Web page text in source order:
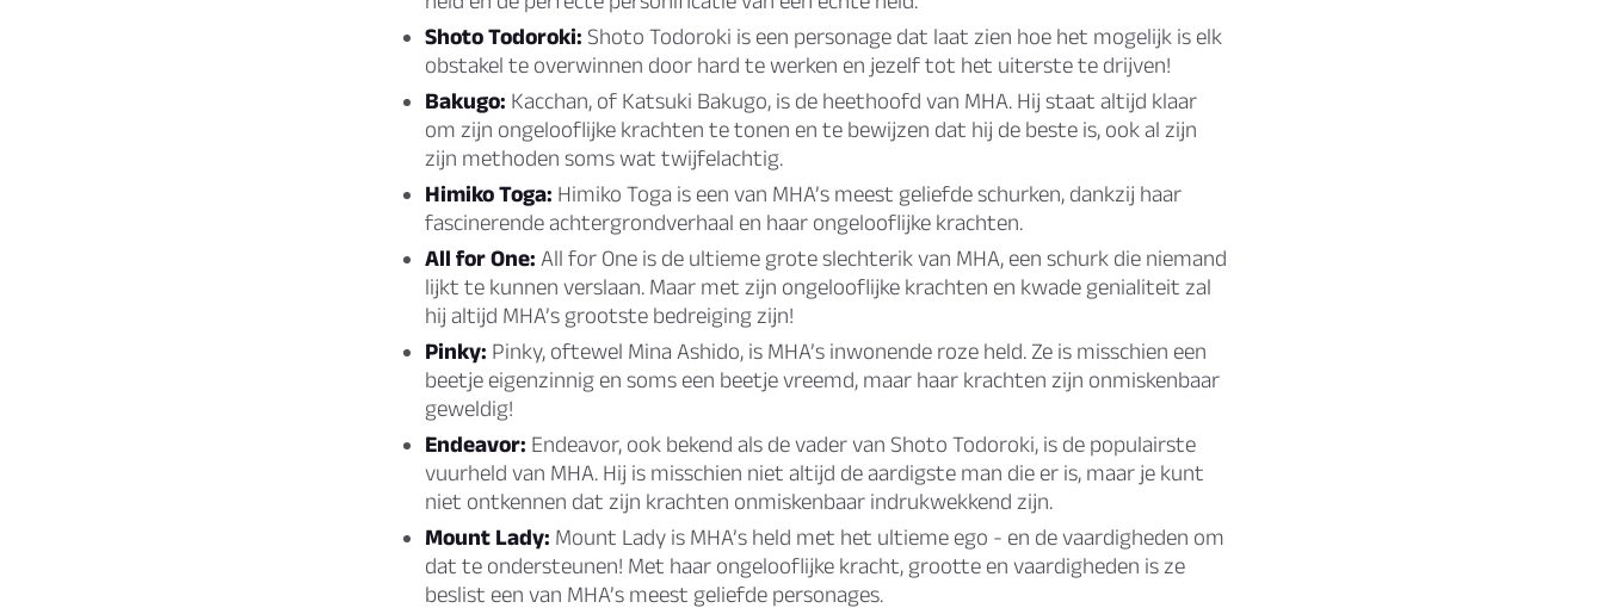
Shoto Todoroki: Shoto Todoroki is een personage dat laat zien hoe het mogelijk is elk
obstakel te overwinnen door hard te werken en jezelf tot het uiterste te drijven!
Bakugo: Kacchan, of Katsuki Bakugo, is de heethoofd van MHA. Hij staat altijd klaar
om zijn ongelooflijke krachten te tonen en te bewijzen dat hij de beste is, ook al zijn
zijn methoden soms wat twijfelachtig.
Himiko Toga: Himiko Toga is een van MHA’s meest geliefde schurken, dankzij haar
fascinerende achtergrondverhaal en haar ongelooflijke krachten.
All for One: All for One is de ultieme grote slechterik van MHA, een schurk die niemand
lijkt te kunnen verslaan. Maar met zijn ongelooflijke krachten en kwade genialiteit zal
hij altijd MHA’s grootste bedreiging zijn!
Pinky: Pinky, oftewel Mina Ashido, is MHA’s inwonende roze held. Ze is misschien een
beetje eigenzinnig en soms een beetje vreemd, maar haar krachten zijn onmiskenbaar
geweldig!
Endeavor: Endeavor, ook bekend als de vader van Shoto Todoroki, is de populairste
vuurheld van MHA. Hij is misschien niet altijd de aardigste man die er is, maar je kunt
niet ontkennen dat zijn krachten onmiskenbaar indrukwekkend zijn.
Mount Lady: Mount Lady is MHA’s held met het ultieme ego - en de vaardigheden om
dat te ondersteunen! Met haar ongelooflijke kracht, grootte en vaardigheden is ze
beslist een van MHA’s meest geliefde personages.